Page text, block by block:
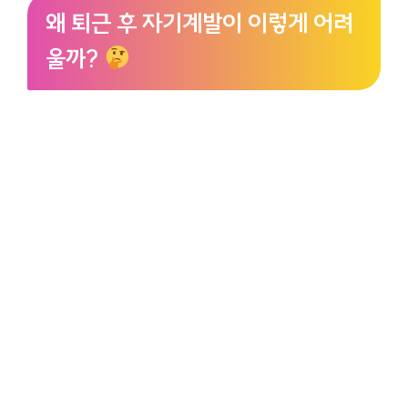
왜 퇴근 후 자기계발이 이렇게 어려
울까?